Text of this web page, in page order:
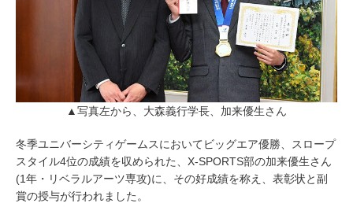
▲写真左から、大森義行学長、加来優生さん
冬季ユニバーシティゲームスにおいてビッグエア優勝、スロープ
スタイル4位の成績を収められた、X-SPORTS部の加来優生さん
(1年・リベラルアーツ専攻)に、その好成績を称え、表彰状と副
賞の授与が行われました。